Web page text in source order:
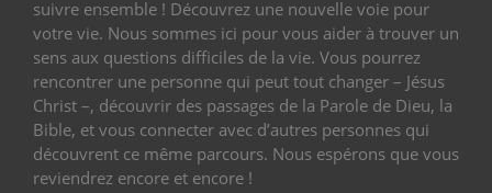
suivre ensemble ! Découvrez une nouvelle voie pour
votre vie. Nous sommes ici pour vous aider à trouver un
sens aux questions difficiles de la vie. Vous pourrez
rencontrer une personne qui peut tout changer – Jésus
Christ –, découvrir des passages de la Parole de Dieu, la
Bible, et vous connecter avec d’autres personnes qui
découvrent ce même parcours. Nous espérons que vous
reviendrez encore et encore !